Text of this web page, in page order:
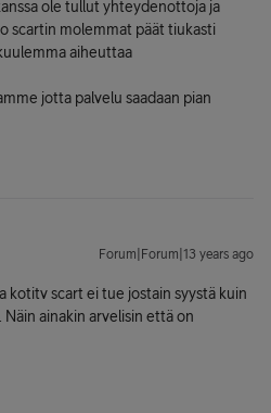
ole tullut yhteydenottoja ja
scartin molemmat päät tiukasti
aiheuttaa
jotta palvelu saadaan pian
Forum|Forum|13 years ago
kotitv scart ei tue jostain syystä kuin
Näin ainakin arvelisin että on